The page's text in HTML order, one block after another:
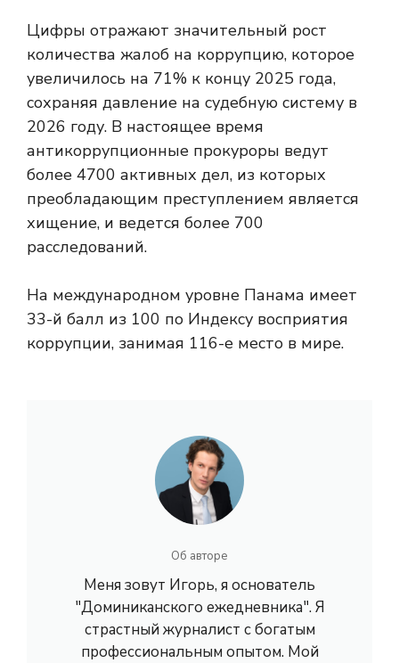
Цифры отражают значительный рост
количества жалоб на коррупцию, которое
увеличилось на 71% к концу 2025 года,
сохраняя давление на судебную систему в
2026 году. В настоящее время
антикоррупционные прокуроры ведут
более 4700 активных дел, из которых
преобладающим преступлением является
хищение, и ведется более 700
расследований.
На международном уровне Панама имеет
33-й балл из 100 по Индексу восприятия
коррупции, занимая 116-е место в мире.
Об авторе
Меня зовут Игорь, я основатель
"Доминиканского ежедневника". Я
страстный журналист с богатым
профессиональным опытом. Мой